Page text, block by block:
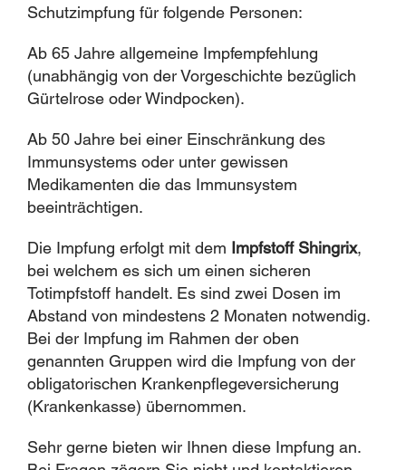
Schutzimpfung für folgende Personen:
Ab 65 Jahre allgemeine Impfempfehlung
(unabhängig von der Vorgeschichte bezüglich
Gürtelrose oder Windpocken).
Ab 50 Jahre bei einer Einschränkung des
Immunsystems oder unter gewissen
Medikamenten die das Immunsystem
beeinträchtigen.
Die Impfung erfolgt mit dem Impfstoff Shingrix,
bei welchem es sich um einen sicheren
Totimpfstoff handelt. Es sind zwei Dosen im
Abstand von mindestens 2 Monaten notwendig.
Bei der Impfung im Rahmen der oben
genannten Gruppen wird die Impfung von der
obligatorischen Krankenpflegeversicherung
(Krankenkasse) übernommen.
Sehr gerne bieten wir Ihnen diese Impfung an.